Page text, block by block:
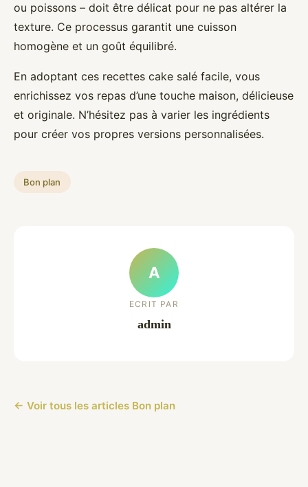
ou poissons – doit être délicat pour ne pas altérer la
texture. Ce processus garantit une cuisson
homogène et un goût équilibré.
En adoptant ces recettes cake salé facile, vous
enrichissez vos repas d’une touche maison, délicieuse
et originale. N’hésitez pas à varier les ingrédients
pour créer vos propres versions personnalisées.
Bon plan
A
ECRIT PAR
admin
← Voir tous les articles Bon plan